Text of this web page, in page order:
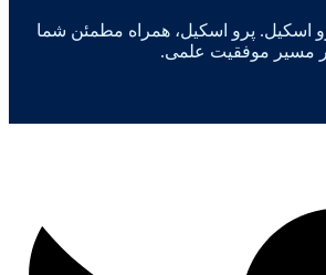
پرو اسکیل. پرو اسکیل، همراه مطمئن شما
مسیر موفقیت علمی.